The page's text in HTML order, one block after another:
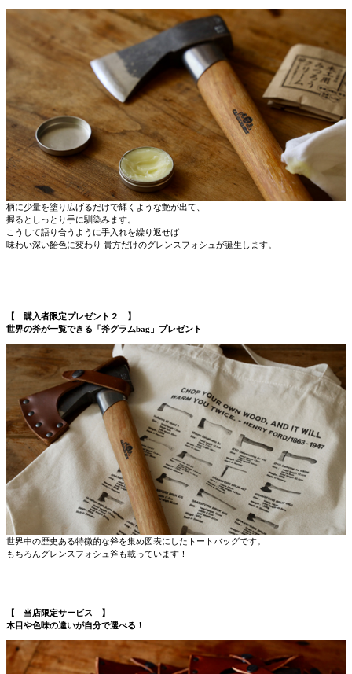
柄に少量を塗り広げるだけで輝くような艶が出て、
握るとしっとり手に馴染みます。
こうして語り合うように手入れを繰り返せば
味わい深い飴色に変わり 貴方だけのグレンスフォシュが誕生します。
【 購入者限定プレゼント２ 】
世界の斧が一覧できる「斧グラムbag」プレゼント
世界中の歴史ある特徴的な斧を集め図表にしたトートバッグです。
もちろんグレンスフォシュ斧も載っています！
【 当店限定サービス 】
木目や色味の違いが自分で選べる！